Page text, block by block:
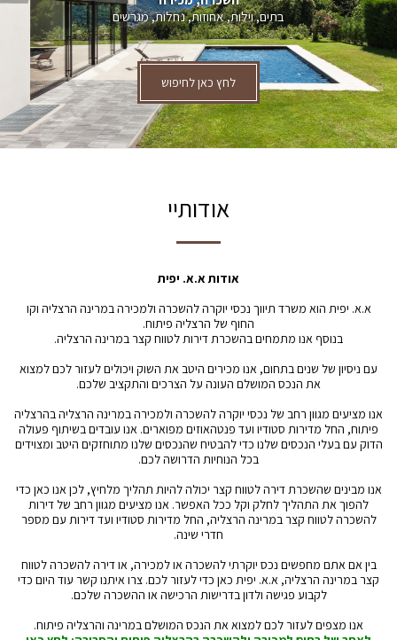
בתים, וילות, אחוזות, נחלות, מגרשים
לחץ כאן לחיפוש
אודותיי
אודות א.א. יפית
א.א. יפית הוא משרד תיווך נכסי יוקרה להשכרה ולמכירה במרינה הרצליה וקו
החוף של הרצליה פיתוח.
בנוסף אנו מתמחים בהשכרת דירות לטווח קצר במרינה הרצליה.
עם ניסיון של שנים בתחום, אנו מכירים היטב את השוק ויכולים לעזור לכם למצוא
את הנכס המושלם העונה על הצרכים והתקציב שלכם.
אנו מציעים מגוון רחב של נכסי יוקרה להשכרה ולמכירה במרינה הרצליה בהרצליה
פיתוח, החל מדירות סטודיו ועד פנטהאוזים מפוארים. אנו עובדים בשיתוף פעולה
הדוק עם בעלי הנכסים שלנו כדי להבטיח שהנכסים שלנו מתוחזקים היטב ומצוידים
בכל הנוחיות הדרושה לכם.
אנו מבינים שהשכרת דירה לטווח קצר יכולה להיות תהליך מלחיץ, לכן אנו כאן כדי
להפוך את התהליך לחלק וקל ככל האפשר. אנו מציעים מגוון רחב של דירות
להשכרה לטווח קצר במרינה הרצליה, החל מדירות סטודיו ועד דירות עם מספר
חדרי שינה.
בין אם אתם מחפשים נכס יוקרתי להשכרה או למכירה, או דירה להשכרה לטווח
קצר במרינה הרצליה, א.א. יפית כאן כדי לעזור לכם. צרו איתנו קשר עוד היום כדי
לקבוע פגישה ולדון בדרישות הרכישה או ההשכרה שלכם.
אנו מצפים לעזור לכם למצוא את הנכס המושלם במרינה והרצליה פיתוח.